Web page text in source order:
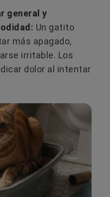
general y
Un gatito
más apagado,
irritable. Los
dolor al intentar